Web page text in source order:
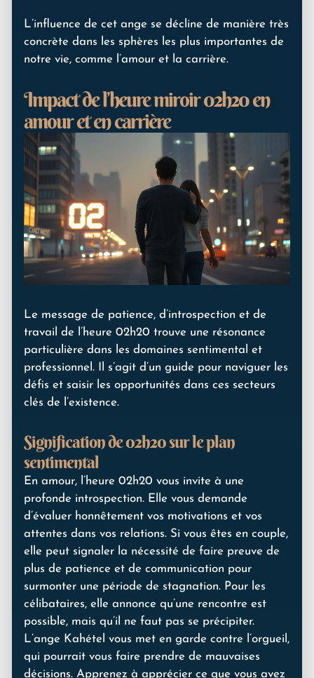
L’influence de cet ange se décline de manière très
concrète dans les sphères les plus importantes de
notre vie, comme l’amour et la carrière.
Impact de l’heure miroir 02h20 en
amour et en carrière
Le message de patience, d’introspection et de
travail de l’heure 02h20 trouve une résonance
particulière dans les domaines sentimental et
professionnel. Il s’agit d’un guide pour naviguer les
défis et saisir les opportunités dans ces secteurs
clés de l’existence.
Signification de 02h20 sur le plan
sentimental
En amour, l’heure 02h20 vous invite à une
profonde introspection. Elle vous demande
d’évaluer honnêtement vos motivations et vos
attentes dans vos relations. Si vous êtes en couple,
elle peut signaler la nécessité de faire preuve de
plus de patience et de communication pour
surmonter une période de stagnation. Pour les
célibataires, elle annonce qu’une rencontre est
possible, mais qu’il ne faut pas se précipiter.
L’ange Kahétel vous met en garde contre l’orgueil,
qui pourrait vous faire prendre de mauvaises
décisions. Apprenez à apprécier ce que vous avez